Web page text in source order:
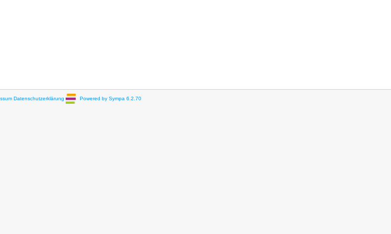
Datenschutzerklärung Powered by Sympa 6.2.70